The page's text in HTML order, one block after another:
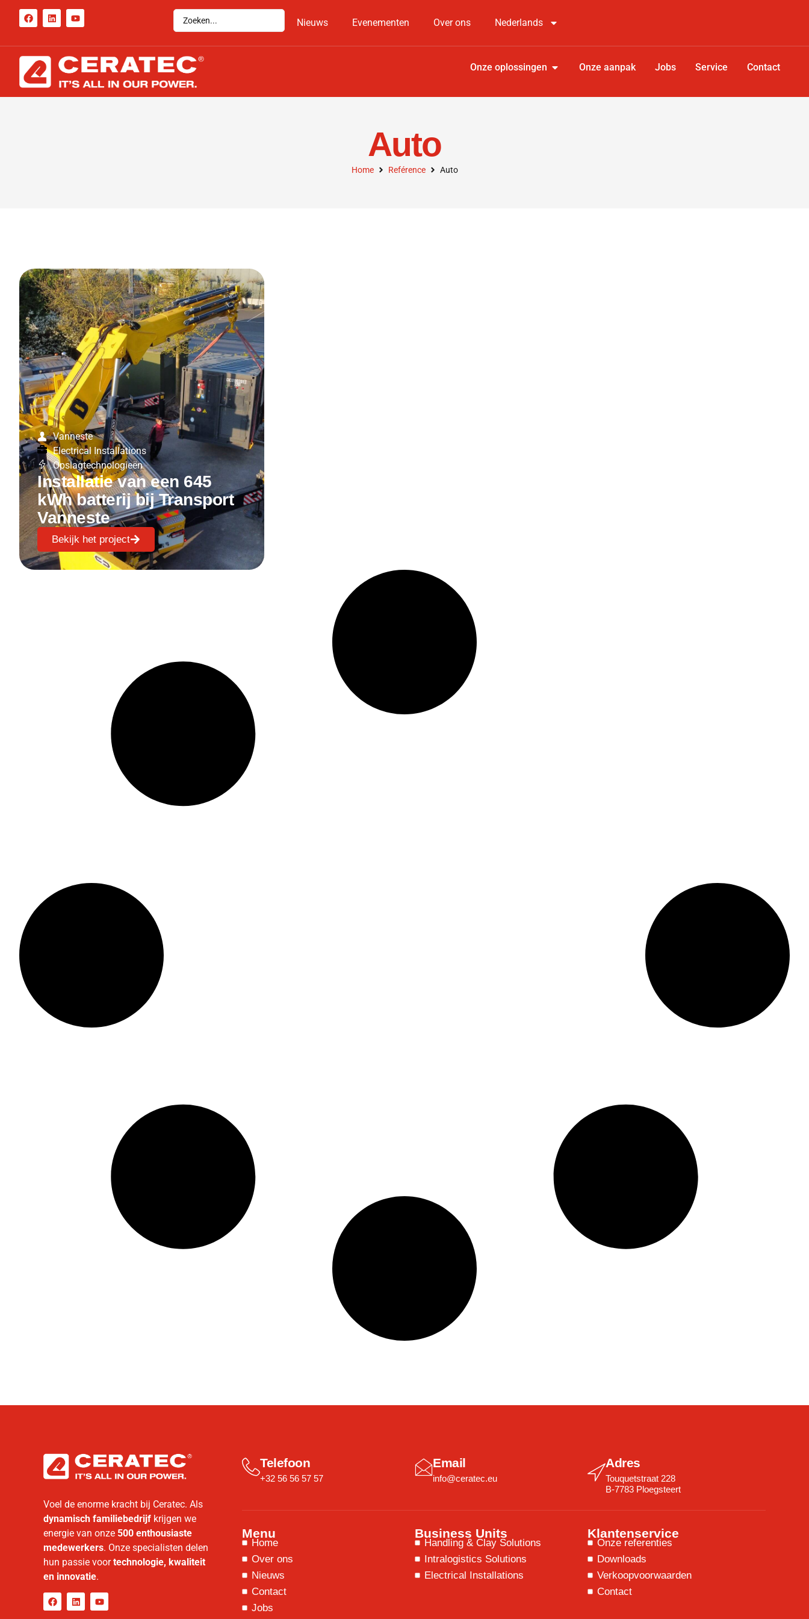
Nieuws Evenementen Over ons Nederlands
Onze oplossingen Onze aanpak Jobs Service Contact
Auto
Home Reférence Auto
Vanneste
Electrical Installations
Opslagtechnologieën
Installatie van een 645
kWh batterij bij Transport
Vanneste
Bekijk het project
Voel de enorme kracht bij Ceratec. Als
dynamisch familiebedrijf krijgen we
energie van onze 500 enthousiaste
medewerkers. Onze specialisten delen
hun passie voortechnologie, kwaliteit
en innovatie.
Telefoon
+32 56 56 57 57
Email
info@ceratec.eu
Adres
Touquetstraat 228
B-7783 Ploegsteert
Menu
Home
Over ons
Nieuws
Contact
Jobs
Business Units
Handling & Clay Solutions
Intralogistics Solutions
Electrical Installations
Klantenservice
Onze referenties
Downloads
Verkoopvoorwaarden
Contact